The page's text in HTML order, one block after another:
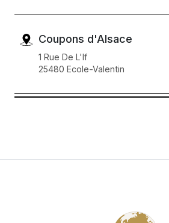
Coupons d'Alsace
1 Rue De L'If
25480 Ecole-Valentin
8 Rue La Noue Bras De Fer